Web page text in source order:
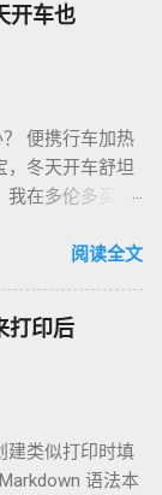
。我每周磨一
超市咖啡豆
买半磅好豆，
淘好货。 便携
赶紧试试，生活
开车也
便携行车加热
，冬天开车舒坦
我在多伦多买了
些牌子，加热快
插上车载
尔加里雪天开
方向盘套，手
让雪水弄湿，
20加币能淘好
呼呼，赶紧入
阅读全文
打印后
建类似打印时填
语法本